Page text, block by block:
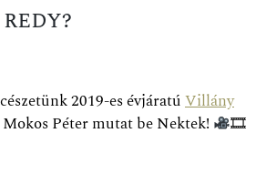
2019-es évjáratúVillány
Péter mutat be Nektek! 🎞